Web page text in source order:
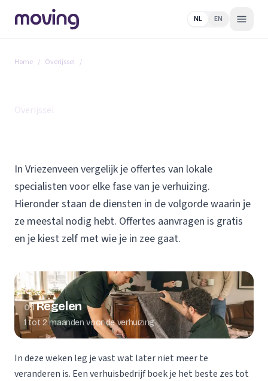
NL EN
Home / Overijssel /
Overijssel
In Vriezenveen vergelijk je offertes van lokale
specialisten voor elke fase van je verhuizing.
Hieronder staan de diensten in de volgorde waarin je
ze meestal nodig hebt. Offertes aanvragen is gratis
en je kiest zelf met wie je in zee gaat.
01Regelen
1 tot 2 maanden voor de verhuizing
In deze weken leg je vast wat later niet meer te
veranderen is. Een verhuisbedrijf boek je het beste zes tot